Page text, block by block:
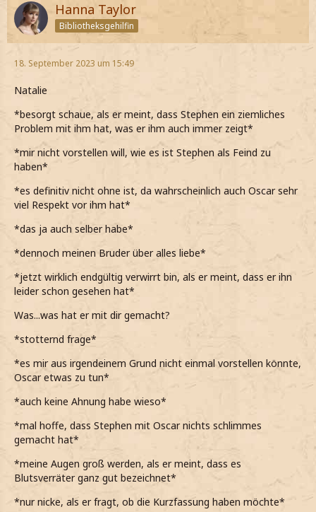
Hanna Taylor
Bibliotheksgehilfin
18. September 2023 um 15:49
Natalie
*besorgt schaue, als er meint, dass Stephen ein ziemliches
Problem mit ihm hat, was er ihm auch immer zeigt*
*mir nicht vorstellen will, wie es ist Stephen als Feind zu
haben*
*es definitiv nicht ohne ist, da wahrscheinlich auch Oscar sehr
viel Respekt vor ihm hat*
*das ja auch selber habe*
*dennoch meinen Bruder über alles liebe*
*jetzt wirklich endgültig verwirrt bin, als er meint, dass er ihn
leider schon gesehen hat*
Was...was hat er mit dir gemacht?
*stotternd frage*
*es mir aus irgendeinem Grund nicht einmal vorstellen könnte,
Oscar etwas zu tun*
*auch keine Ahnung habe wieso*
*mal hoffe, dass Stephen mit Oscar nichts schlimmes
gemacht hat*
*meine Augen groß werden, als er meint, dass es
Blutsverräter ganz gut bezeichnet*
*nur nicke, als er fragt, ob die Kurzfassung haben möchte*